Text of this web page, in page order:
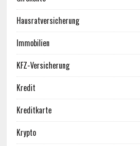
Hausratversicherung
Immobilien
KFZ-Versicherung
Kredit
Kreditkarte
Krypto